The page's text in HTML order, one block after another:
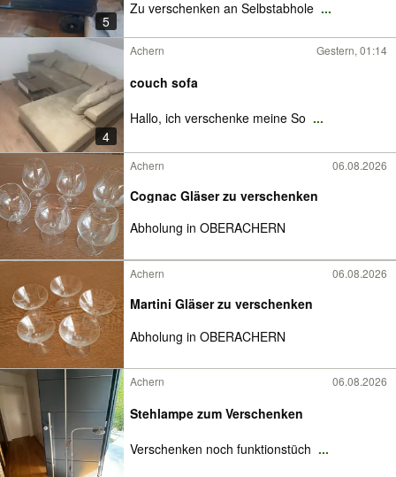
5
Zu verschenken an Selbstabhole ...
4
Achern Gestern, 01:14
couch sofa
Hallo, ich verschenke meine So ...
Achern 06.08.2026
Cognac Gläser zu verschenken
Abholung in OBERACHERN
Achern 06.08.2026
Martini Gläser zu verschenken
Abholung in OBERACHERN
Achern 06.08.2026
Stehlampe zum Verschenken
Verschenken noch funktionstüch ...